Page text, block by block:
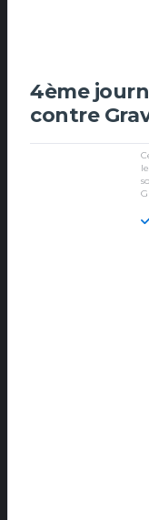
4ème
contre